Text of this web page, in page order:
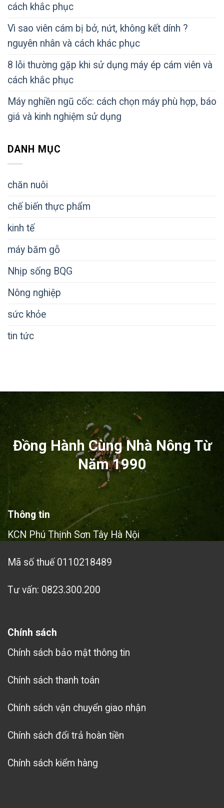
cách khắc phục
Vì sao viên cám bị bở, nứt, không kết dính ?
nguyên nhân và cách khác phục
8 lỗi thường gặp khi sử dụng máy ép cám viên và
cách khắc phục
Máy nghiền ngũ cốc: cách chọn máy phù hợp, báo
giá và kinh nghiệm sử dụng
DANH MỤC
chăn nuôi
chế biến thực phẩm
kinh tế
máy băm gỗ
Nhịp sống BQG
Nông nghiệp
sức khỏe
tin tức
Đồng Hành Cùng Nhà Nông Từ
Năm 1990
Thông tin
KCN Phú Thịnh Sơn Tây Hà Nội
Mã số thuế 0110218489
Tư vấn: 0823.300.200
Chính sách
Chính sách bảo mật thông tin
Chính sách thanh toán
Chính sách vận chuyển giao nhận
Chính sách đổi trả hoàn tiền
Chính sách kiểm hàng